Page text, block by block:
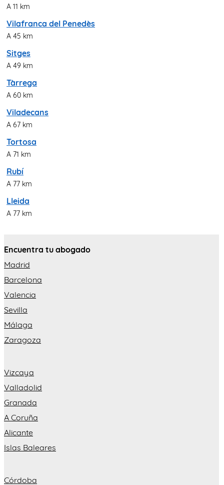
A 11 km
Vilafranca del Penedès
A 45 km
Sitges
A 49 km
Tàrrega
A 60 km
Viladecans
A 67 km
Tortosa
A 71 km
Rubí
A 77 km
Lleida
A 77 km
Encuentra tu abogado
Madrid
Barcelona
Valencia
Sevilla
Málaga
Zaragoza
Vizcaya
Valladolid
Granada
A Coruña
Alicante
Islas Baleares
Córdoba